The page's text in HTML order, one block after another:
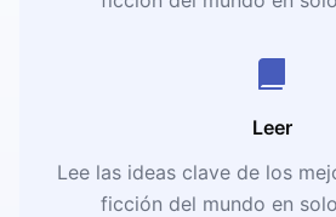
Leer
Lee las ideas clave de los
ficción del mundo en